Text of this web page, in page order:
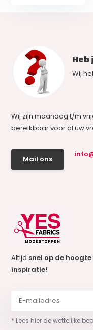
Heb
Wij
Wij zijn maandag t/m
bereikbaar voor al uw
Mail ons
Altijd snel op de hoogte
inspiratie!
* Lees hier de wettelijke